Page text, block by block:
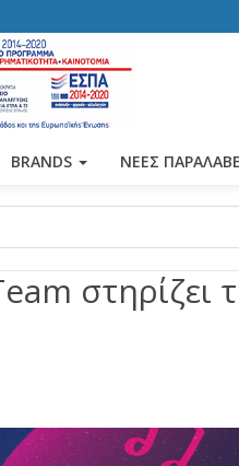
BRANDS ΝΕΕΣ
στηρίζει